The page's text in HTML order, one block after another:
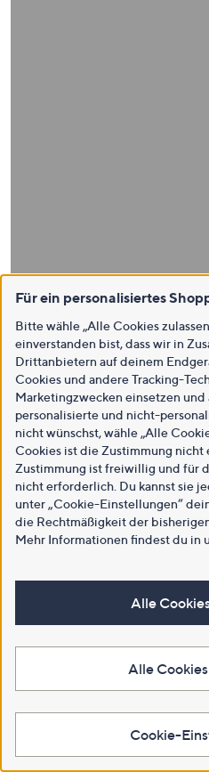
Für ein personalisiertes
Bitte wähle „Alle Cookies
einverstanden bist, dass wir in
Drittanbietern auf deinem
Cookies und andere Tracking-
Marketingzwecken einsetzen
personalisierte und nicht-
nicht wünschst, wähle „Alle
Cookies ist die Zustimmung
Zustimmung ist freiwillig und für
nicht erforderlich. Du kannst sie
unter „Cookie-Einstellungen“
die Rechtmäßigkeit der
Mehr Informationen findest du in
Alle
Alle
Cookie-